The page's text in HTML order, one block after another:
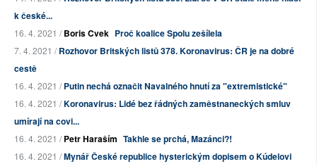
k české...
16. 4. 2021 /Boris Cvek Proč koalice Spolu zešílela
7. 4. 2021 /Rozhovor Britských listů 378. Koronavirus: ČR je na dobré
cestě
16. 4. 2021 /Putin nechá označit Navalného hnutí za "extremistické"
16. 4. 2021 /Koronavirus: Lidé bez řádných zaměstnaneckých smluv
umírají na covi...
16. 4. 2021 /Petr Haraším Takhle se prchá, Mazánci?!
16. 4. 2021 /Mynář České republice hysterickým dopisem o Kúdelovi